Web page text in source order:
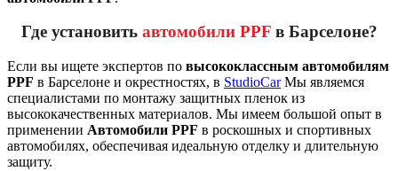
Где установить автомобили PPF в Барселоне?
Если вы ищете экспертов по высококлассным автомобилям
PPF в Барселоне и окрестностях, в StudioCarМы являемся
специалистами по монтажу защитных пленок из
высококачественных материалов. Мы имеем большой опыт в
применении Автомобили PPF в роскошных и спортивных
автомобилях, обеспечивая идеальную отделку и длительную
защиту.